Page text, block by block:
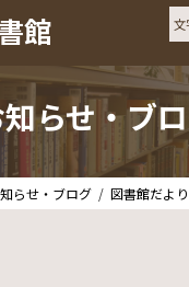
館 文
らせ・ブ
らせ・ブログ 図書館だより